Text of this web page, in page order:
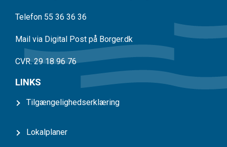
Telefon 55 36 36 36
Mail via Digital Post på Borger.dk
CVR. 29 18 96 76
LINKS
Tilgængelighedserklæring
Lokalplaner